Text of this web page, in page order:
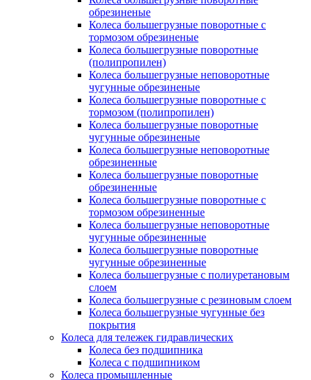
обрезиненые
Колеса большегрузные поворотные с
тормозом обрезиненые
Колеса большегрузные поворотные
(полипропилен)
Колеса большегрузные неповоротные
чугунные обрезиненые
Колеса большегрузные поворотные с
тормозом (полипропилен)
Колеса большегрузные поворотные
чугунные обрезиненые
Колеса большегрузные неповоротные
обрезиненные
Колеса большегрузные поворотные
обрезиненные
Колеса большегрузные поворотные с
тормозом обрезиненные
Колеса большегрузные неповоротные
чугунные обрезиненные
Колеса большегрузные поворотные
чугунные обрезиненные
Колеса большегрузные с полиуретановым
слоем
Колеса большегрузные с резиновым слоем
Колеса большегрузные чугунные без
покрытия
Колеса для тележек гидравлических
Колеса без подшипника
Колеса с подшипником
Колеса промышленные